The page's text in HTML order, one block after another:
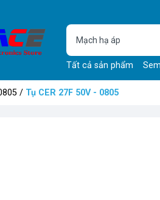
Tất cả sản phẩm
/ Tụ CER 27F 50V - 0805